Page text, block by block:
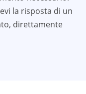
la risposta di un
direttamente